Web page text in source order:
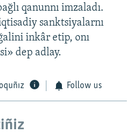
qanunnı imzaladı.
sanktsiyalarnı
inkâr etip, onı
dep adlay.
Follow us